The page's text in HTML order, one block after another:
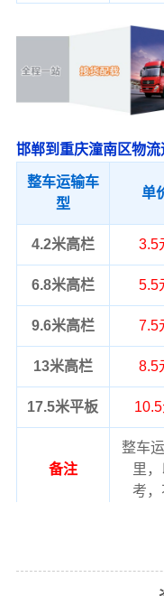
邯郸到重庆潼南区物流
整车运输车
型
单
4.2米高栏 3.5
6.8米高栏 5.5
9.6米高栏 7.5
13米高栏 8.5
17.5米平板
备注
整车
里
考，